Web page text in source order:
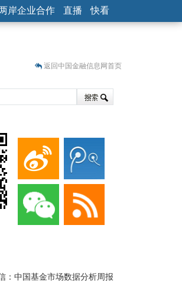
岸企业合作 直播 快看
返回中国金融信息网首页
：中国基金市场数据分析周报